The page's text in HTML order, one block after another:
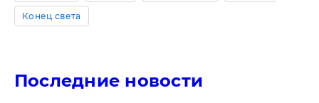
Конец света
Последние новости